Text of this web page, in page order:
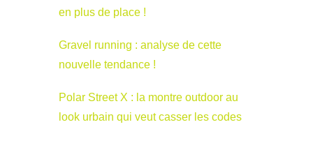
en plus de place !
Gravel running : analyse de cette
nouvelle tendance !
Polar Street X : la montre outdoor au
look urbain qui veut casser les codes